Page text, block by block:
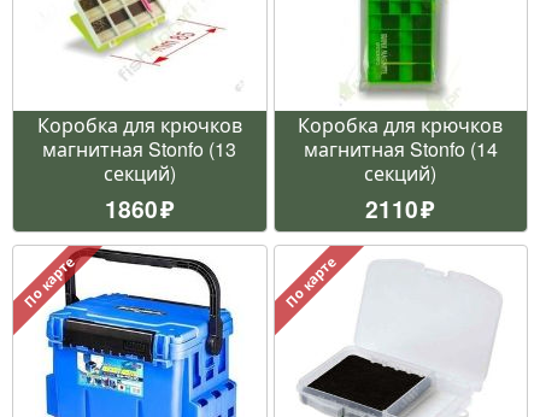
Коробка для крючков
магнитная Stonfo (13
секций)
1860
Коробка для крючков
магнитная Stonfo (14
секций)
2110
По карте По карте